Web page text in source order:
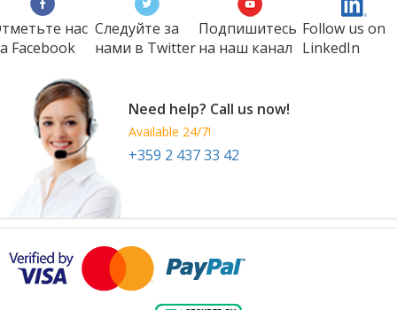
нас
Faсеbook
Следуйте за
нами в Twitter
Подпишитесь
на наш канал
Follow us on
LinkedIn
Need help? Call us now!
Available 24/7!
+359 2 437 33 42